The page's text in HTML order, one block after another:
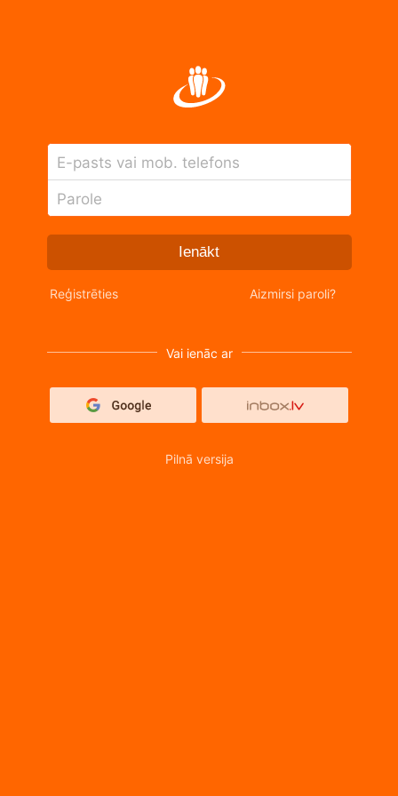
E-pasts vai mob. telefons
Parole
Ienākt
Reģistrēties Aizmirsi paroli?
Vai ienāc ar
Pilnā versija